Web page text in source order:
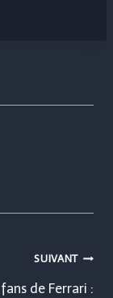
SUIVANT
de Ferrari :